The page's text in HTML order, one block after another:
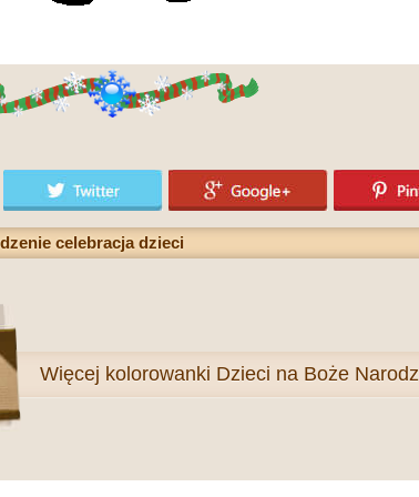
celebracja dzieci
Więcej kolorowanki Dzieci na Boże